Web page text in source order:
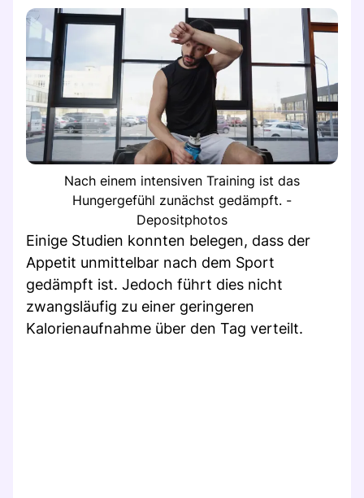
Nach einem intensiven Training ist das
Hungergefühl zunächst gedämpft. -
Depositphotos
Einige Studien konnten belegen, dass der
Appetit unmittelbar nach dem Sport
gedämpft ist. Jedoch führt dies nicht
zwangsläufig zu einer geringeren
Kalorienaufnahme über den Tag verteilt.